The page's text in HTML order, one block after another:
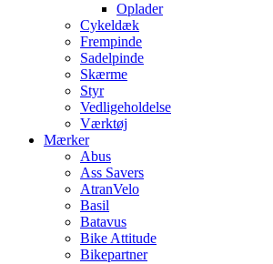
Oplader
Cykeldæk
Frempinde
Sadelpinde
Skærme
Styr
Vedligeholdelse
Værktøj
Mærker
Abus
Ass Savers
AtranVelo
Basil
Batavus
Bike Attitude
Bikepartner